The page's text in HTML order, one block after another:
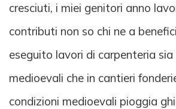
cresciuti, i miei genitori anno
contributi non so chi ne a
eseguito lavori di carpenteria
medioevali che in cantieri
condizioni medioevali pioggia